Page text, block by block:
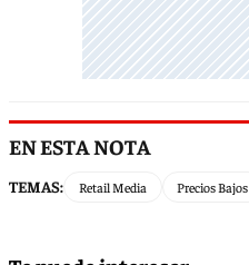
EN ESTA NOTA
TEMAS: Retail Media Precios Bajos